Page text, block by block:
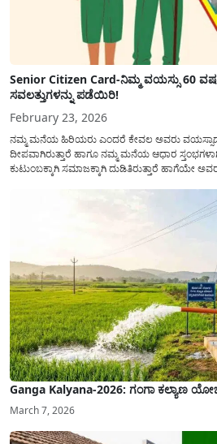
Senior Citizen Card-ನಿಮ್ಮ ವಯಸ್ಸು 60
ಸವಲತ್ತುಗಳನ್ನು ಪಡೆಯಿರಿ!
February 23, 2026
ನಮ್ಮ ಮನೆಯ ಹಿರಿಯರು ಎಂದರೆ ಕೇವಲ ಅವರು
ದೀಪವಾಗಿರುತ್ತಾರೆ ಹಾಗೂ ನಮ್ಮ ಮನೆಯ ಆಧಾರ
ಕುಟುಂಬಕ್ಕಾಗಿ ಸಮಾಜಕ್ಕಾಗಿ ದುಡಿತಿರುತ್ತಾರೆ ಹಾಗೆಯೇ
ಜೀವನವನ್ನು ನೆಮ್ಮದಿಯಿಂದ ಕಳೆಯಬೇಕೆಂಬುದು
Ganga Kalyana-2026: ಗಂಗಾ ಕಲ್ಯಾಣ
March 7, 2026